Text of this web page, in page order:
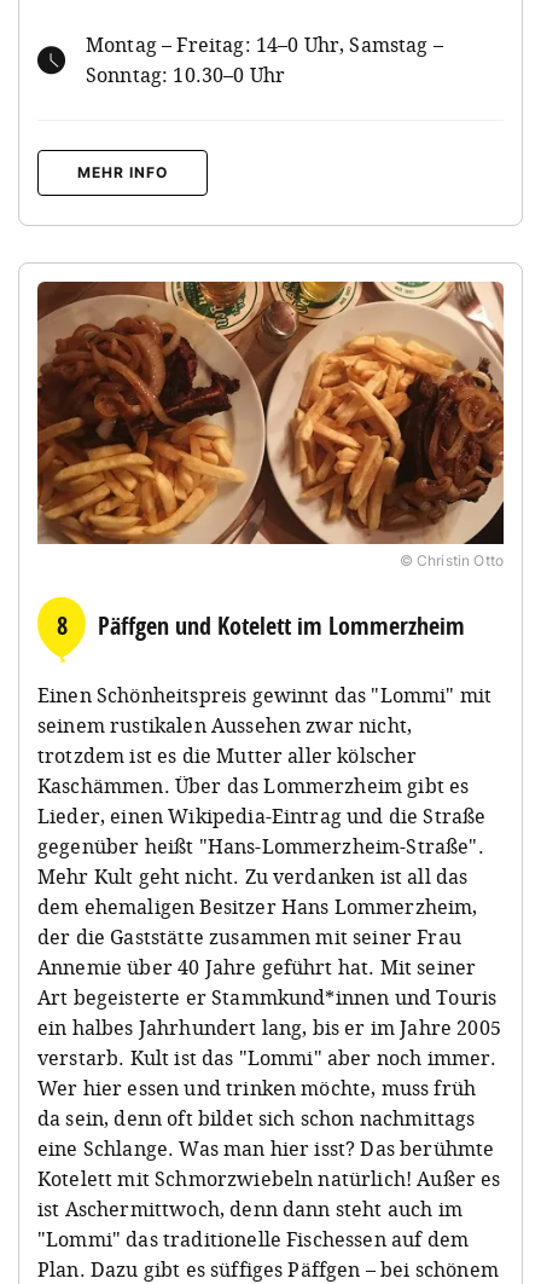
Montag – Freitag: 14–0 Uhr, Samstag –
Sonntag: 10.30–0 Uhr
MEHR INFO
© Christin Otto
8 Päffgen und Kotelett im Lommerzheim
Einen Schönheitspreis gewinnt das "Lommi" mit
seinem rustikalen Aussehen zwar nicht,
trotzdem ist es die Mutter aller kölscher
Kaschämmen. Über das Lommerzheim gibt es
Lieder, einen Wikipedia-Eintrag und die Straße
gegenüber heißt "Hans-Lommerzheim-Straße".
Mehr Kult geht nicht. Zu verdanken ist all das
dem ehemaligen Besitzer Hans Lommerzheim,
der die Gaststätte zusammen mit seiner Frau
Annemie über 40 Jahre geführt hat. Mit seiner
Art begeisterte er Stammkund*innen und Touris
ein halbes Jahrhundert lang, bis er im Jahre 2005
verstarb. Kult ist das "Lommi" aber noch immer.
Wer hier essen und trinken möchte, muss früh
da sein, denn oft bildet sich schon nachmittags
eine Schlange. Was man hier isst? Das berühmte
Kotelett mit Schmorzwiebeln natürlich! Außer es
ist Aschermittwoch, denn dann steht auch im
"Lommi" das traditionelle Fischessen auf dem
Plan. Dazu gibt es süffiges Päffgen – bei schönem